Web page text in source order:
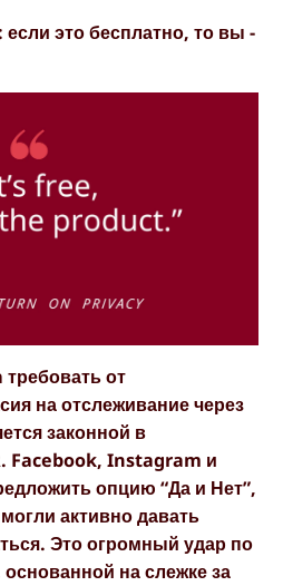
это бесплатно, то вы -
требовать от
на отслеживание через
законной в
Facebook, Instagram и
опцию “Да и Нет”,
активно давать
Это огромный удар по
на слежке за